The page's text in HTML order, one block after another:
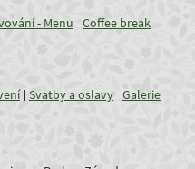
- Menu Coffee break
Svatby a oslavy Galerie